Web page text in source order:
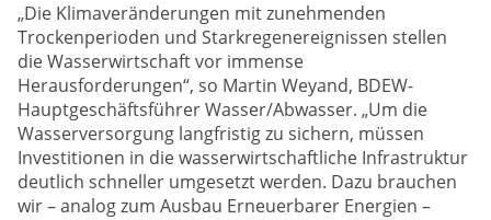
„Die Klimaveränderungen mit zunehmenden
Trockenperioden und Starkregenereignissen stellen
die Wasserwirtschaft vor immense
Herausforderungen“, so Martin Weyand, BDEW-
Hauptgeschäftsführer Wasser/Abwasser. „Um die
Wasserversorgung langfristig zu sichern, müssen
Investitionen in die wasserwirtschaftliche Infrastruktur
deutlich schneller umgesetzt werden. Dazu brauchen
wir – analog zum Ausbau Erneuerbarer Energien –